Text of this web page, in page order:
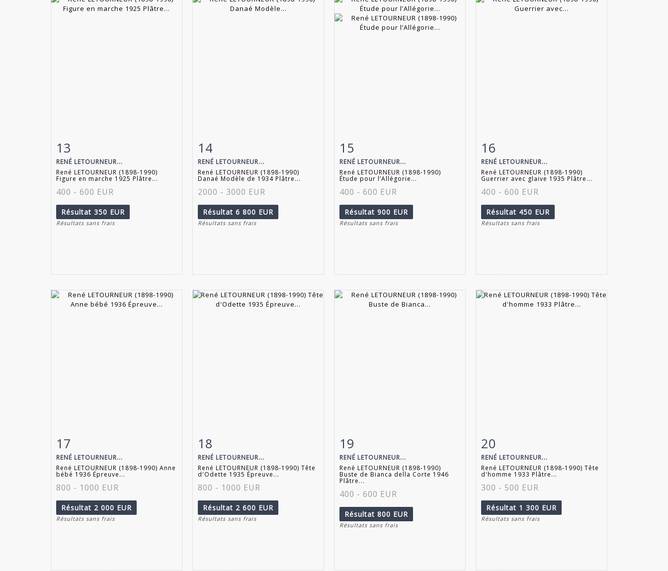
Fiche détaillée
13
RENÉ LETOURNEUR...
René LETOURNEUR (1898-1990)
Figure en marche 1925 Plâtre...
400 - 600 EUR
Résultat 350 EUR
Résultats sans frais
Fiche détaillée
14
RENÉ LETOURNEUR...
René LETOURNEUR (1898-1990)
Danaé Modèle de 1934 Plâtre...
2000 - 3000 EUR
Résultat 6 800 EUR
Résultats sans frais
Fiche détaillée
15
RENÉ LETOURNEUR...
René LETOURNEUR (1898-1990)
Étude pour l’Allégorie...
400 - 600 EUR
Résultat 900 EUR
Résultats sans frais
Fiche détaillée
16
RENÉ LETOURNEUR...
René LETOURNEUR (1898-1990)
Guerrier avec glaive 1935 Plâtre...
400 - 600 EUR
Résultat 450 EUR
Résultats sans frais
Fiche détaillée
17
RENÉ LETOURNEUR...
René LETOURNEUR (1898-1990) Anne
bébé 1936 Épreuve...
800 - 1000 EUR
Résultat 2 000 EUR
Résultats sans frais
Fiche détaillée
18
RENÉ LETOURNEUR...
René LETOURNEUR (1898-1990) Tête
d'Odette 1935 Épreuve...
800 - 1000 EUR
Résultat 2 600 EUR
Résultats sans frais
Fiche détaillée
19
RENÉ LETOURNEUR...
René LETOURNEUR (1898-1990)
Buste de Bianca della Corte 1946
Plâtre...
400 - 600 EUR
Résultat 800 EUR
Résultats sans frais
Fiche détaillée
20
RENÉ LETOURNEUR...
René LETOURNEUR (1898-1990) Tête
d'homme 1933 Plâtre...
300 - 500 EUR
Résultat 1 300 EUR
Résultats sans frais